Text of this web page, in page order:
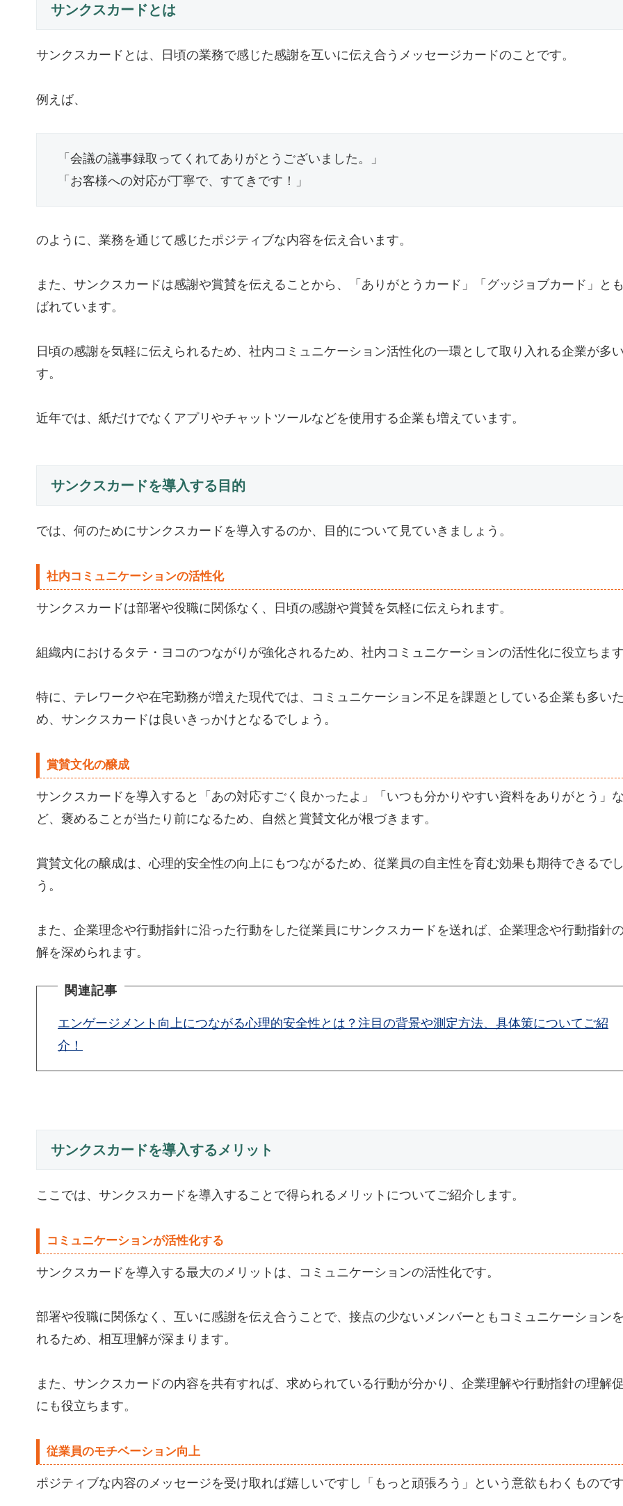
サンクスカードとは
サンクスカードとは、日頃の業務で感じた感謝を互いに伝え合うメッセージカードのことです。
例えば、
「会議の議事録取ってくれてありがとうございました。」
「お客様への対応が丁寧で、すてきです！」
のように、業務を通じて感じたポジティブな内容を伝え合います。
また、サンクスカードは感謝や賞賛を伝えることから、「ありがとうカード」「グッジョブカード」と
ばれています。
日頃の感謝を気軽に伝えられるため、社内コミュニケーション活性化の一環として取り入れる企業が多
す。
近年では、紙だけでなくアプリやチャットツールなどを使用する企業も増えています。
サンクスカードを導入する目的
では、何のためにサンクスカードを導入するのか、目的について見ていきましょう。
社内コミュニケーションの活性化
サンクスカードは部署や役職に関係なく、日頃の感謝や賞賛を気軽に伝えられます。
組織内におけるタテ・ヨコのつながりが強化されるため、社内コミュニケーションの活性化に役立ちま
特に、テレワークや在宅勤務が増えた現代では、コミュニケーション不足を課題としている企業も多い
め、サンクスカードは良いきっかけとなるでしょう。
賞賛文化の醸成
サンクスカードを導入すると「あの対応すごく良かったよ」「いつも分かりやすい資料をありがとう」
ど、褒めることが当たり前になるため、自然と賞賛文化が根づきます。
賞賛文化の醸成は、心理的安全性の向上にもつながるため、従業員の自主性を育む効果も期待できるで
う。
また、企業理念や行動指針に沿った行動をした従業員にサンクスカードを送れば、企業理念や行動指針
解を深められます。
関連記事
エンゲージメント向上につながる心理的安全性とは？注目の背景や測定方法、具体策についてご紹
介！
サンクスカードを導入するメリット
ここでは、サンクスカードを導入することで得られるメリットについてご紹介します。
コミュニケーションが活性化する
サンクスカードを導入する最大のメリットは、コミュニケーションの活性化です。
部署や役職に関係なく、互いに感謝を伝え合うことで、接点の少ないメンバーともコミュニケーション
れるため、相互理解が深まります。
また、サンクスカードの内容を共有すれば、求められている行動が分かり、企業理解や行動指針の理解
にも役立ちます。
従業員のモチベーション向上
ポジティブな内容のメッセージを受け取れば嬉しいですし「もっと頑張ろう」という意欲もわくもので